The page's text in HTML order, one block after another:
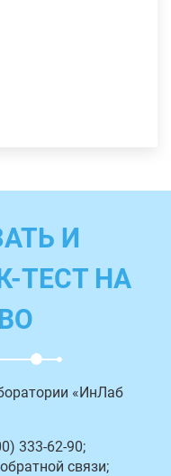
И
ТЕСТ НА
«ИнЛаб
333-62-90;
связи;